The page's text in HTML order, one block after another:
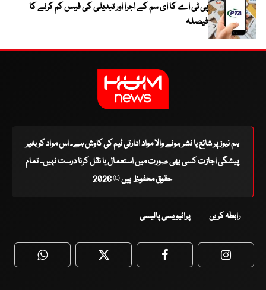
پی ٹی اے کا ای سم کے اجرا اور تبدیلی کی فیس کم کرنے کا
فیصلہ
ہم نیوز پر شائع یا نشر ہونے والا مواد ادارتی ٹیم کی کاوش ہے۔ اس مواد کو بغیر
پیشگی اجازت کسی بھی صورت میں استعمال یا نقل کرنا درست نہیں۔ تمام
حقوق محفوظ ہیں © 2026
رابطہ کریں پرائیویسی پالیسی
WhatsApp Twitter Facebook